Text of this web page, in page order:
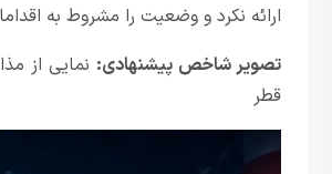
ارائه نکرد و وضعیت را مشروط به
تصویر شاخص پیشنهادی: نمایی از
قطر